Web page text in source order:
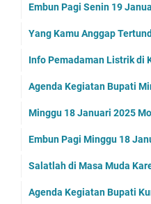
Embun Pagi Senin 19
Yang Kamu Anggap
Info Pemadaman Listrik di
Agenda Kegiatan Bupati
Minggu 18 Januari 2025
Embun Pagi Minggu 18
Salatlah di Masa Muda
Agenda Kegiatan Bupati